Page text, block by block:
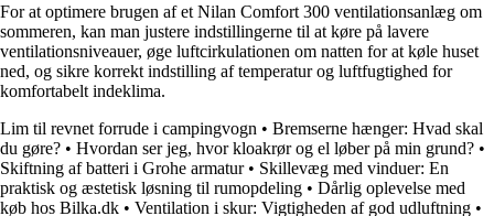
For at optimere brugen af et Nilan Comfort 300 ventilationsanlæg om
sommeren, kan man justere indstillingerne til at køre på lavere
ventilationsniveauer, øge luftcirkulationen om natten for at køle huset
ned, og sikre korrekt indstilling af temperatur og luftfugtighed for
komfortabelt indeklima.
Lim til revnet forrude i campingvogn • Bremserne hænger: Hvad skal
du gøre? • Hvordan ser jeg, hvor kloakrør og el løber på min grund? •
Skiftning af batteri i Grohe armatur• Skillevæg med vinduer: En
praktisk og æstetisk løsning til rumopdeling • Dårlig oplevelse med
køb hos Bilka.dk • Ventilation i skur: Vigtigheden af god udluftning •